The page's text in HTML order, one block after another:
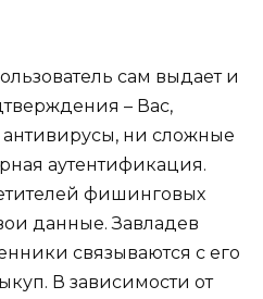
сам выдает и
– Вас,
антивирусы, ни сложные
аутентификация.
фишинговых
данные. Завладев
связываются с его
В зависимости от